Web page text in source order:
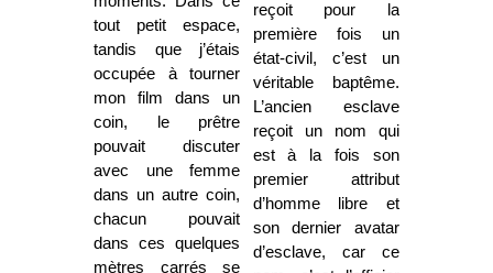
tout petit espace,
tandis que j’étais
occupée à tourner
mon film dans un
coin, le prêtre
pouvait discuter
avec une femme
dans un autre coin,
chacun pouvait
dans ces quelques
mètres carrés se
reçoit pour la
première fois un
état-civil, c’est un
véritable baptême.
L’ancien esclave
reçoit un nom qui
est à la fois son
premier attribut
d’homme libre et
son dernier avatar
d’esclave, car ce